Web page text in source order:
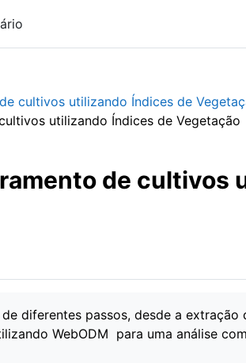
cultivos utilizando Índices de
utilizando Índices de Vegetação
de cultivos
diferentes passos, desde a
WebODM para uma análise